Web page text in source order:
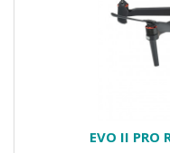
EVO II PRO